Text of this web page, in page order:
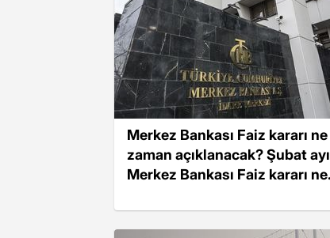
Merkez Bankası Faiz kararı ne
zaman açıklanacak? Şubat ayı
Merkez Bankası Faiz kararı ne